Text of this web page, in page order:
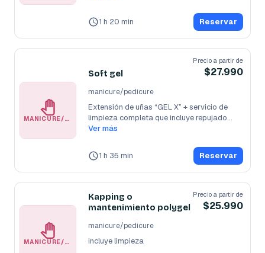
1 h 20 min Reservar
MANICURE/PEDICURE
Soft gel
Precio a partir de
$27.990
manicure/pedicure
Extensión de uñas “GEL X” + servicio de
limpieza completa que incluye repujado...
Ver más
1 h 35 min Reservar
MANICURE/PEDICURE
Kapping o
mantenimiento polygel
Precio a partir de
$25.990
manicure/pedicure
incluye limpieza